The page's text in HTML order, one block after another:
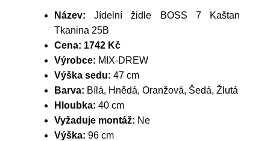
Název: Jídelní židle BOSS 7 Kaštan
Tkanina 25B
Cena: 1742 Kč
Výrobce: MIX-DREW
Výška sedu: 47 cm
Barva: Bílá, Hnědá, Oranžová, Šedá, Žlutá
Hloubka: 40 cm
Vyžaduje montáž: Ne
Výška: 96 cm